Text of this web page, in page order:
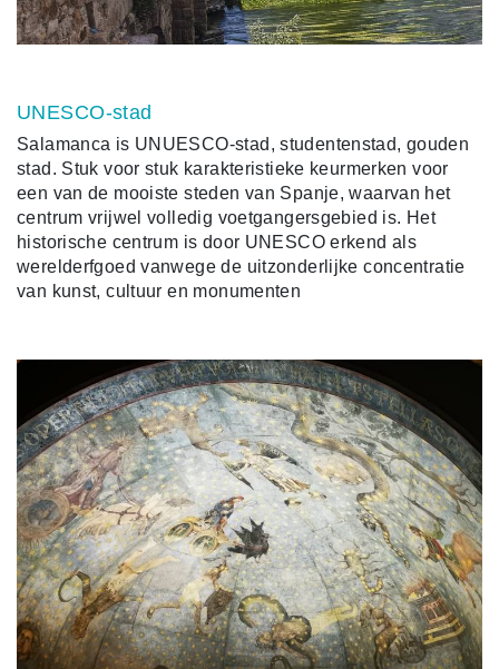
UNESCO-stad
Salamanca is UNUESCO-stad, studentenstad, gouden
stad. Stuk voor stuk karakteristieke keurmerken voor
een van de mooiste steden van Spanje, waarvan het
centrum vrijwel volledig voetgangersgebied is. Het
historische centrum is door UNESCO erkend als
werelderfgoed vanwege de uitzonderlijke concentratie
van kunst, cultuur en monumenten